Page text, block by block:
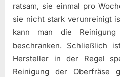
ratsam, sie einmal pro
sie nicht stark verunreinigt
kann man die
beschränken. Schließlich
Hersteller in der Regel
Reinigung der Oberfräse